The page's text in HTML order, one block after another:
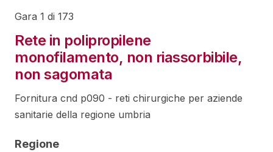
Gara 1 di 173
Rete in polipropilene
monofilamento, non riassorbibile,
non sagomata
Fornitura cnd p090 - reti chirurgiche per aziende
sanitarie della regione umbria
Regione